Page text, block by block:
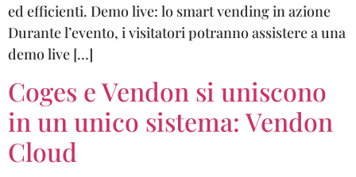
ed efficienti. Demo live: lo smart vending in azione
Durante l’evento, i visitatori potranno assistere a una
demo live […]
Coges e Vendon si uniscono
in un unico sistema: Vendon
Cloud